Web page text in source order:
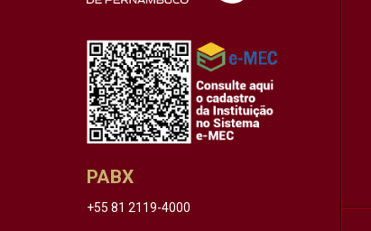
PABX
+55 81 2119-4000